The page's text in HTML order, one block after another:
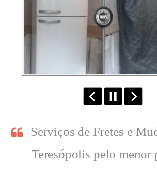
Serviços de Fretes e
Teresópolis pelo menor